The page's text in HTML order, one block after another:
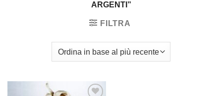
ARGENTI”
FILTRA